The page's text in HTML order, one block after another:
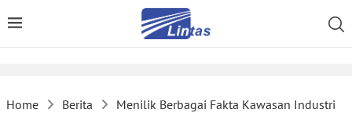
Home Berita
Menilik Berbagai Fakta Kawasan Industri